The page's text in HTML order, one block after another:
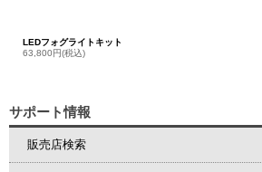
LEDフォグライトキット
63,800円(税込)
サポート情報
販売店検索